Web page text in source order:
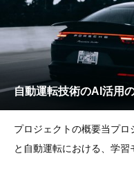
自動運転技術のAI活用
プロジェクトの概要当プ
と自動運転における、学習